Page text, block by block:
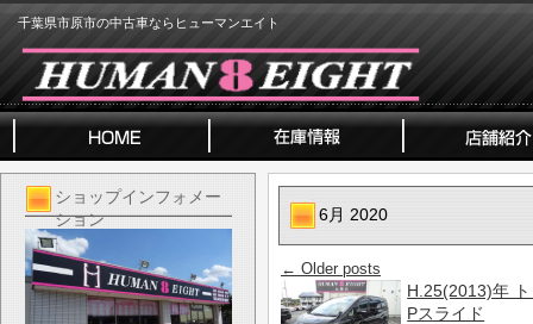
千葉県市原市の中古車ならヒューマンエイト
ショップインフォメー
ション
6月 2020
← Older posts
H.25(2013)年
Pスライド